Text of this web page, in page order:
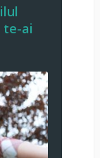
te-ai